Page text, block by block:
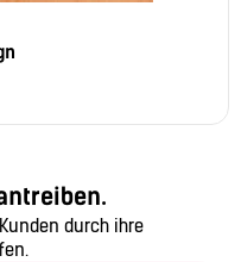
durch ihre